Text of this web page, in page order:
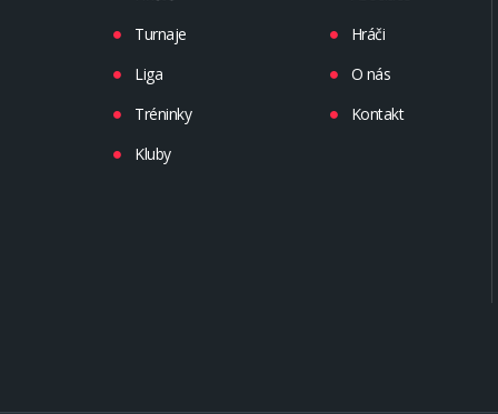
Turnaje
Liga
Tréninky
Kluby
Hráči
O nás
Kontakt